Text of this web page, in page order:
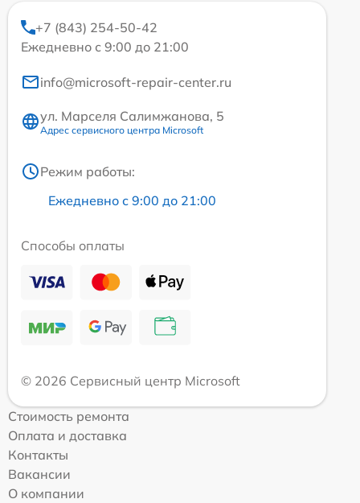
+7 (843) 254-50-42
Ежедневно с 9:00 до 21:00
info@microsoft-repair-center.ru
ул. Марселя Салимжанова, 5
Адрес сервисного центра Microsoft
Режим работы:
Ежедневно с 9:00 до 21:00
Способы оплаты
© 2026 Сервисный центр Microsoft
Стоимость ремонта
Оплата и доставка
Контакты
Вакансии
О компании